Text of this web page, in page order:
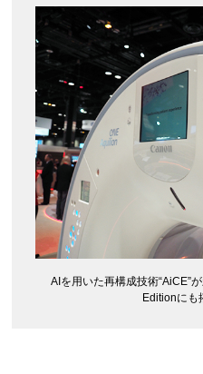
AIを用いた再構成技術“AiCE”
Editionにも